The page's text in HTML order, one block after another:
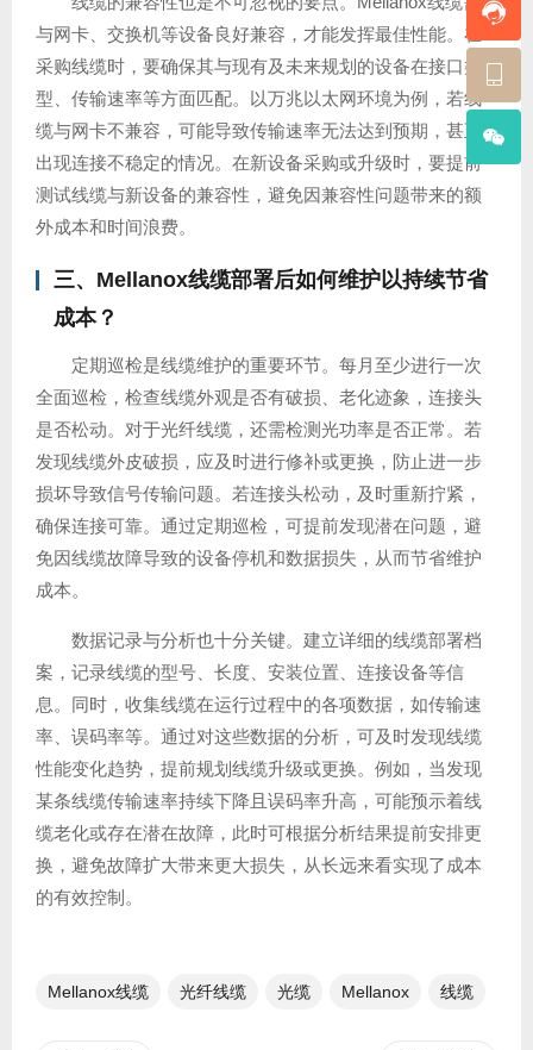
与网卡、交换机等设备良好兼容，才能发挥最佳性能。在
采购线缆时，要确保其与现有及未来规划的设备在接口类
型、传输速率等方面匹配。以万兆以太网环境为例，若线
缆与网卡不兼容，可能导致传输速率无法达到预期，甚至
出现连接不稳定的情况。在新设备采购或升级时，要提前
测试线缆与新设备的兼容性，避免因兼容性问题带来的额
外成本和时间浪费。
三、Mellanox线缆部署后如何维护以持续节省
成本？
定期巡检是线缆维护的重要环节。每月至少进行一次
全面巡检，检查线缆外观是否有破损、老化迹象，连接头
是否松动。对于光纤线缆，还需检测光功率是否正常。若
发现线缆外皮破损，应及时进行修补或更换，防止进一步
损坏导致信号传输问题。若连接头松动，及时重新拧紧，
确保连接可靠。通过定期巡检，可提前发现潜在问题，避
免因线缆故障导致的设备停机和数据损失，从而节省维护
成本。
数据记录与分析也十分关键。建立详细的线缆部署档
案，记录线缆的型号、长度、安装位置、连接设备等信
息。同时，收集线缆在运行过程中的各项数据，如传输速
率、误码率等。通过对这些数据的分析，可及时发现线缆
性能变化趋势，提前规划线缆升级或更换。例如，当发现
某条线缆传输速率持续下降且误码率升高，可能预示着线
缆老化或存在潜在故障，此时可根据分析结果提前安排更
换，避免故障扩大带来更大损失，从长远来看实现了成本
的有效控制。
Mellanox线缆 光纤线缆​ 光缆 Mellanox 线缆